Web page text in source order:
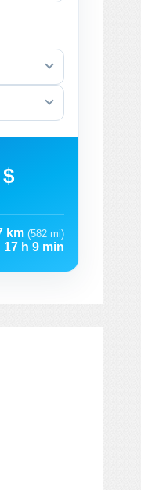
km (582 mi)
17 h 9 min